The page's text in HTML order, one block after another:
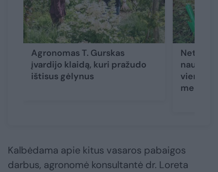
Agronomas T. Gurskas
įvardijo klaidą, kuri pražudo
ištisus gėlynus
Net ir
naujas
vienos
Kalbėdama apie kitus vasaros pabaigos
darbus, agronomė konsultantė dr. Loreta